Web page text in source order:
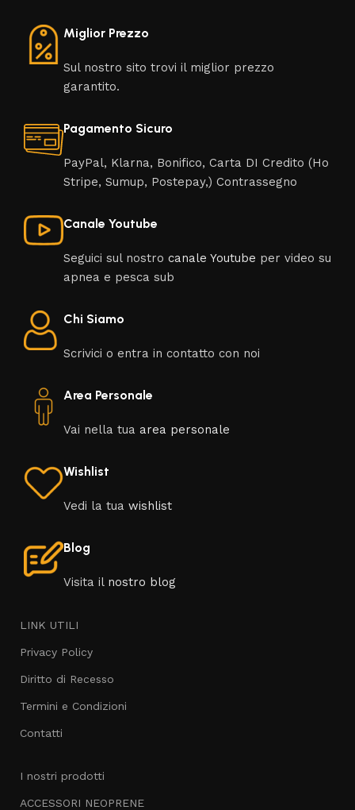
Miglior Prezzo
Sul nostro sito trovi il miglior prezzo
garantito.
Pagamento Sicuro
PayPal, Klarna, Bonifico, Carta DI Credito (Ho
Stripe, Sumup, Postepay,) Contrassegno
Canale Youtube
Seguici sul nostro canale Youtube per video su
apnea e pesca sub
Chi Siamo
Scrivici o entra in contatto con noi
Area Personale
Vai nella tua area personale
Wishlist
Vedi la tua wishlist
Blog
Visita il nostro blog
LINK UTILI
Privacy Policy
Diritto di Recesso
Termini e Condizioni
Contatti
I nostri prodotti
ACCESSORI NEOPRENE